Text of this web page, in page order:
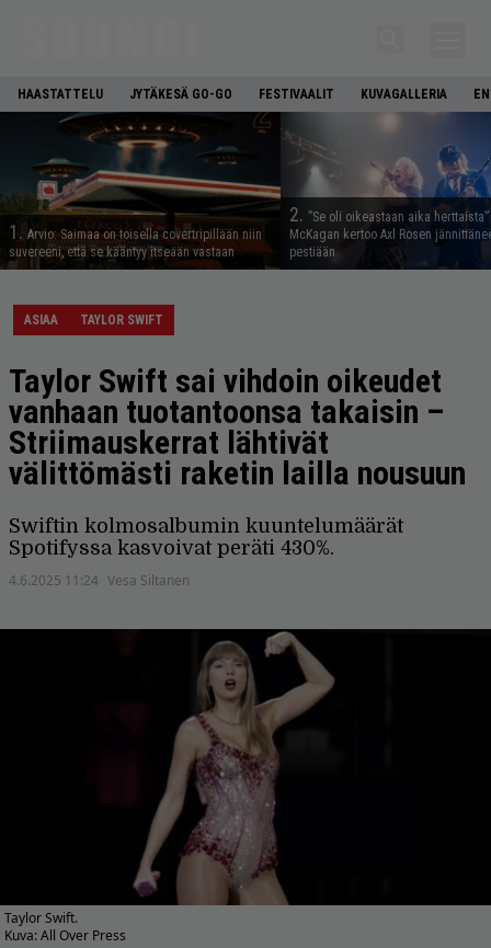
HAASTATTELU JYTÄKESÄ GO-GO FESTIVAALIT KUVAGALLERIA
1. Arvio: Saimaa on toisella covertripillään niin
suvereeni, että se kääntyy itseään vastaan
2. ”Se oli oikeastaan aika
McKagan kertoo Axl Rosen
pestiään
ASIAA TAYLOR SWIFT
Taylor Swift sai vihdoin oikeudet
vanhaan tuotantoonsa takaisin –
Striimauskerrat lähtivät
välittömästi raketin lailla nousuun
Swiftin kolmosalbumin kuuntelumäärät
Spotifyssa kasvoivat peräti 430%.
4.6.2025 11:24 Vesa Siltanen
Taylor Swift.
Kuva: All Over Press